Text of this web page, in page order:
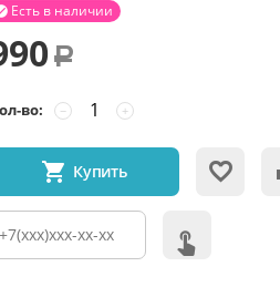
Есть в наличии
Р
во: +
−
Купить